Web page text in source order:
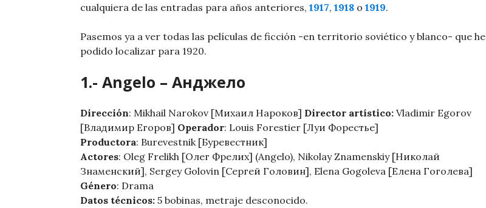
cualquiera de las entradas para años anteriores, 1917, 1918 o 1919.
Pasemos ya a ver todas las películas de ficción -en territorio soviético y blanco- que he
podido localizar para 1920.
1.- Angelo – Анджело
Dirección: Mikhail Narokov [Михаил Нароков] Director artístico: Vladimir Egorov
[Владимир Егоров] Operador: Louis Forestier [Луи Форестье]
Productora: Burevestnik [Буревестник]
Actores: Oleg Frelikh [Олег Фрелих] (Angelo), Nikolay Znamenskiy [Николай
Знаменский], Sergey Golovin [Сергей Головин], Elena Gogoleva [Елена Гоголева]
Género: Drama
Datos técnicos: 5 bobinas, metraje desconocido.